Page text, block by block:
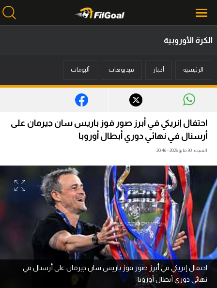
أخبار
ميركاتو
فانتازي في الجول
مسابقة التوقعات
فيديوهات
عدسات
آراء حرة
ركن الألعاب
بطولات
الكرة الأوروبية
الرئيسية أخبار فيديوهات ألبومات
احتفال إنريكي في أبرز صور فوز باريس سان جيرمان على
أرسنال في نهائي دوري أبطال أوروبا
السبت، 30 مايو 2026 - 20:46
احتفال إنريكي في أبرز صور فوز باريس سان جيرمان على أرسنال في
نهائي دوري أبطال أوروبا